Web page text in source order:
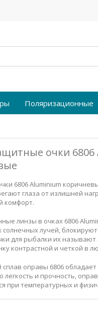
Поляризационные
очки
6806 Aluminium
глаза от излишней
комфорт.
линзы в очках 6806
солнечных лучей,
для рыбалки их
контрастной и четкой в
оправы 6806
легкость и прочность,
при температурных и